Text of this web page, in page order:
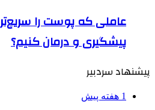
عاملی که پوست را
پیشگیری و درمان کنیم؟
پیشنهاد سردبیر
1 هفته پیش